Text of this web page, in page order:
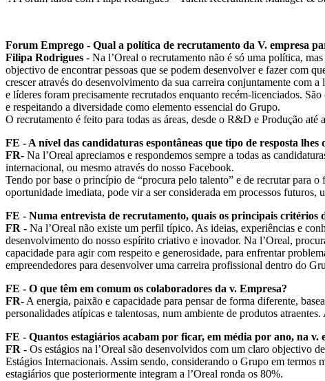
Forum Emprego - Qual a política de recrutamento da V. empresa
Filipa Rodrigues - Na l’Oreal o recrutamento não é só uma política,
objectivo de encontrar pessoas que se podem desenvolver e fazer com
crescer através do desenvolvimento da sua carreira conjuntamente com
e líderes foram precisamente recrutados enquanto recém-licenciados.
e respeitando a diversidade como elemento essencial do Grupo.
O recrutamento é feito para todas as áreas, desde o R&D e Produção
FE - A nível das candidaturas espontâneas que tipo de resposta lhes
FR- Na l’Oreal apreciamos e respondemos sempre a todas as
internacional, ou mesmo através do nosso Facebook.
Tendo por base o princípio de “procura pelo talento” e de recrutar para
oportunidade imediata, pode vir a ser considerada em processos futuros,
FE - Numa entrevista de recrutamento, quais os principais critérios
FR - Na l’Oreal não existe um perfil típico. As ideias, experiências e
desenvolvimento do nosso espírito criativo e inovador. Na l’Oreal,
capacidade para agir com respeito e generosidade, para enfrentar
empreendedores para desenvolver uma carreira profissional dentro do
FE - O que têm em comum os colaboradores da v. Empresa?
FR- A energia, paixão e capacidade para pensar de forma diferente,
personalidades atípicas e talentosas, num ambiente de produtos
FE - Quantos estagiários acabam por ficar, em média por ano, na v.
FR - Os estágios na l’Oreal são desenvolvidos com um claro objectivo
Estágios Internacionais. Assim sendo, considerando o Grupo em termos
estagiários que posteriormente integram a l’Oreal ronda os 80%.